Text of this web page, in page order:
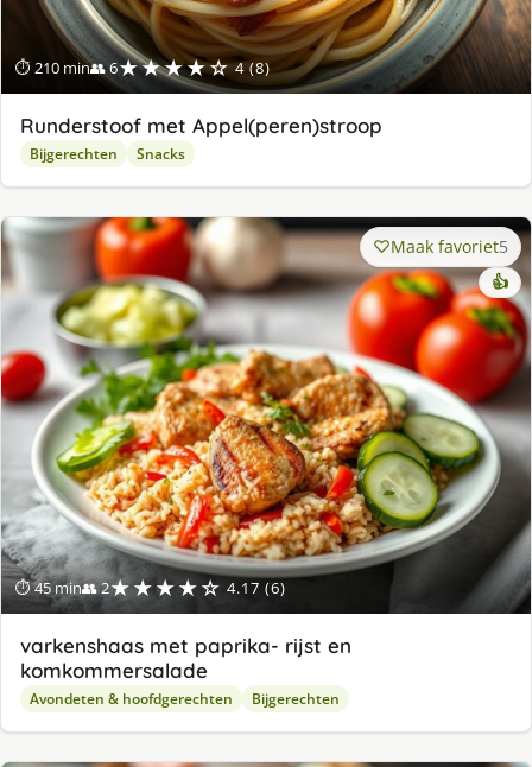
⏱ 210 min👥 6★★★★☆ 4 (8)
Runderstoof met Appel(peren)stroop
Bijgerechten Snacks
⏱ 45 min👥 2★★★★☆ 4.17 (6)
Maak favoriet5
👍
varkenshaas met paprika- rijst en
komkommersalade
Avondeten & hoofdgerechten Bijgerechten